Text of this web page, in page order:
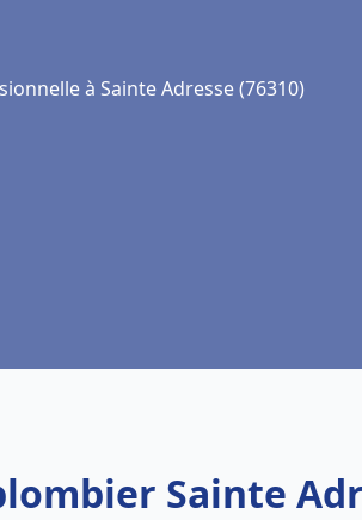
à Sainte Adresse (76310)
Sainte